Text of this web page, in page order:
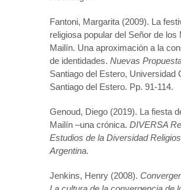
Fantoni, Margarita (2009). La
religiosa popular del Señor de los
Mailín. Una aproximación a la
de identidades. Nuevas
Santiago del Estero, Universidad
Santiago del Estero. Pp. 91-114.
Genoud, Diego (2019). La fiesta
Mailín –una crónica. DIVERSA
Estudios de la Diversidad
Argentina.
Jenkins, Henry (2008).